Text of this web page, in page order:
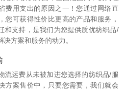
费用支出的原因之一！您通过网络直
您可获得性价比更高的产品和服务，
和支持，是我们为您提供质优纺织品/
决方案和服务的动力。
流运费从未被加进您选择的纺织品/服
方案售价中，只要您需要，我们就会